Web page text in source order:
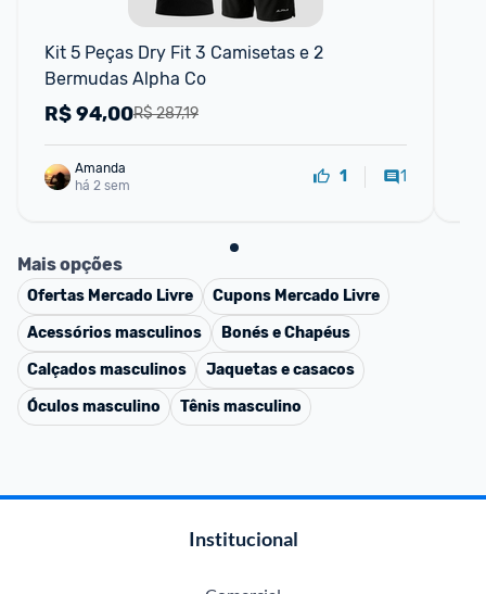
Kit 5 Peças Dry Fit 3 Camisetas e 2
Bermudas Alpha Co
R$ 287,19
R$94,00
Amanda
há 2 sem
1 1
Mais opções
Ofertas Mercado Livre Cupons Mercado Livre
Acessórios masculinos
Bonés e Chapéus
Calçados masculinos
Jaquetas e casacos
Óculos masculino
Tênis masculino
Institucional